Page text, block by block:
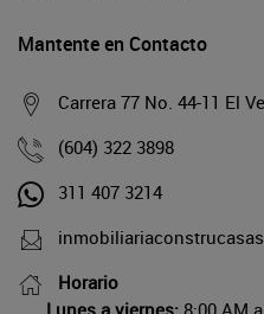
Mantente en Contacto
Carrera 77 No. 44-11 El
(604) 322 3898
311 407 3214
Horario